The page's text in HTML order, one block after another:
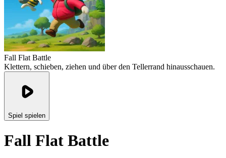
Fall Flat Battle
Klettern, schieben, ziehen und über den Tellerrand hinausschauen.
Spiel spielen
Fall Flat Battle